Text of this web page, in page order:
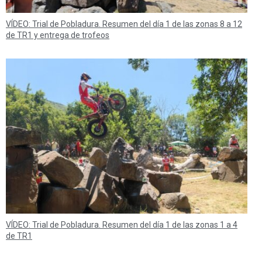
VÍDEO: Trial de Pobladura. Resumen del día 1 de las zonas 8 a 12
de TR1 y entrega de trofeos
VÍDEO: Trial de Pobladura. Resumen del día 1 de las zonas 1 a 4
de TR1